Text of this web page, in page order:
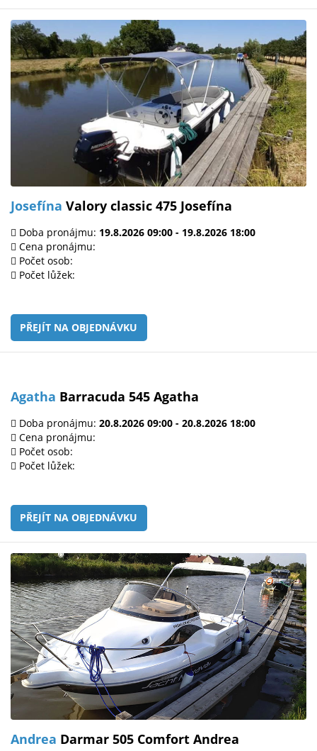
Josefína Valory classic 475 Josefína
Doba pronájmu: 19.8.2026 09:00 - 19.8.2026 18:00
Cena pronájmu:
Počet osob:
Počet lůžek:
PŘEJÍT NA OBJEDNÁVKU
Agatha Barracuda 545 Agatha
Doba pronájmu: 20.8.2026 09:00 - 20.8.2026 18:00
Cena pronájmu:
Počet osob:
Počet lůžek:
PŘEJÍT NA OBJEDNÁVKU
Andrea Darmar 505 Comfort Andrea